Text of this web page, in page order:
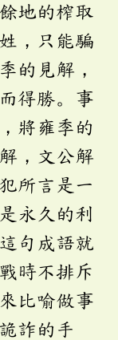
地的榨取
，只能騙
的見解，
得勝。事
將雍季的
，文公解
所言是一
永久的利
句成語就
時不排斥
比喻做事
詐的手